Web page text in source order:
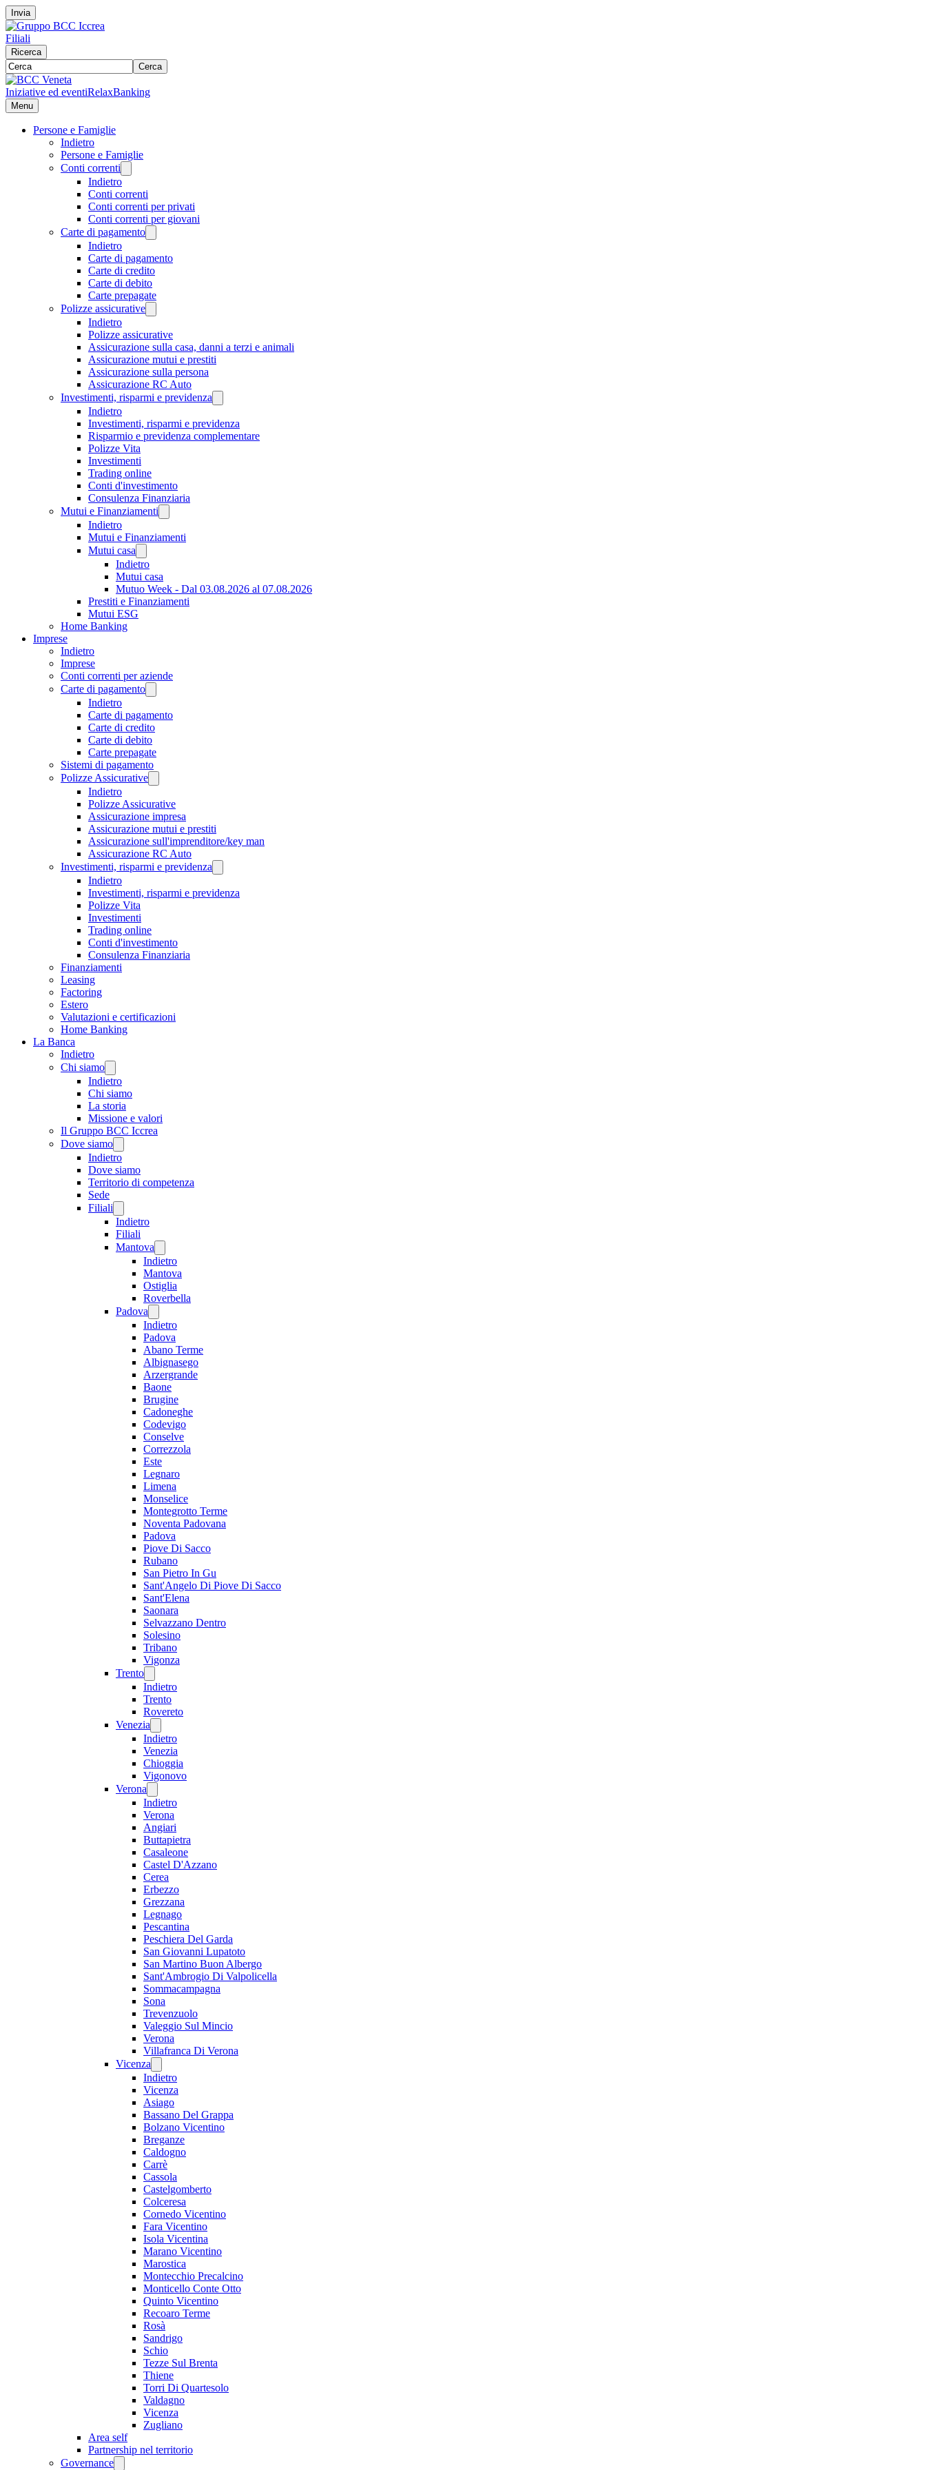
Invia
Filiali
Ricerca
Cerca
Iniziative ed eventiRelaxBanking
Menu
Persone e Famiglie
Indietro
Persone e Famiglie
Conti correnti
Indietro
Conti correnti
Conti correnti per privati
Conti correnti per giovani
Carte di pagamento
Indietro
Carte di pagamento
Carte di credito
Carte di debito
Carte prepagate
Polizze assicurative
Indietro
Polizze assicurative
Assicurazione sulla casa, danni a terzi e animali
Assicurazione mutui e prestiti
Assicurazione sulla persona
Assicurazione RC Auto
Investimenti, risparmi e previdenza
Indietro
Investimenti, risparmi e previdenza
Risparmio e previdenza complementare
Polizze Vita
Investimenti
Trading online
Conti d'investimento
Consulenza Finanziaria
Mutui e Finanziamenti
Indietro
Mutui e Finanziamenti
Mutui casa
Indietro
Mutui casa
Mutuo Week - Dal 03.08.2026 al 07.08.2026
Prestiti e Finanziamenti
Mutui ESG
Home Banking
Imprese
Indietro
Imprese
Conti correnti per aziende
Carte di pagamento
Indietro
Carte di pagamento
Carte di credito
Carte di debito
Carte prepagate
Sistemi di pagamento
Polizze Assicurative
Indietro
Polizze Assicurative
Assicurazione impresa
Assicurazione mutui e prestiti
Assicurazione sull'imprenditore/key man
Assicurazione RC Auto
Investimenti, risparmi e previdenza
Indietro
Investimenti, risparmi e previdenza
Polizze Vita
Investimenti
Trading online
Conti d'investimento
Consulenza Finanziaria
Finanziamenti
Leasing
Factoring
Estero
Valutazioni e certificazioni
Home Banking
La Banca
Indietro
Chi siamo
Indietro
Chi siamo
La storia
Missione e valori
Il Gruppo BCC Iccrea
Dove siamo
Indietro
Dove siamo
Territorio di competenza
Sede
Filiali
Indietro
Filiali
Mantova
Indietro
Mantova
Ostiglia
Roverbella
Padova
Indietro
Padova
Abano Terme
Albignasego
Arzergrande
Baone
Brugine
Cadoneghe
Codevigo
Conselve
Correzzola
Este
Legnaro
Limena
Monselice
Montegrotto Terme
Noventa Padovana
Padova
Piove Di Sacco
Rubano
San Pietro In Gu
Sant'Angelo Di Piove Di Sacco
Sant'Elena
Saonara
Selvazzano Dentro
Solesino
Tribano
Vigonza
Trento
Indietro
Trento
Rovereto
Venezia
Indietro
Venezia
Chioggia
Vigonovo
Verona
Indietro
Verona
Angiari
Buttapietra
Casaleone
Castel D'Azzano
Cerea
Erbezzo
Grezzana
Legnago
Pescantina
Peschiera Del Garda
San Giovanni Lupatoto
San Martino Buon Albergo
Sant'Ambrogio Di Valpolicella
Sommacampagna
Sona
Trevenzuolo
Valeggio Sul Mincio
Verona
Villafranca Di Verona
Vicenza
Indietro
Vicenza
Asiago
Bassano Del Grappa
Bolzano Vicentino
Breganze
Caldogno
Carrè
Cassola
Castelgomberto
Colceresa
Cornedo Vicentino
Fara Vicentino
Isola Vicentina
Marano Vicentino
Marostica
Montecchio Precalcino
Monticello Conte Otto
Quinto Vicentino
Recoaro Terme
Rosà
Sandrigo
Schio
Tezze Sul Brenta
Thiene
Torri Di Quartesolo
Valdagno
Vicenza
Zugliano
Area self
Partnership nel territorio
Governance